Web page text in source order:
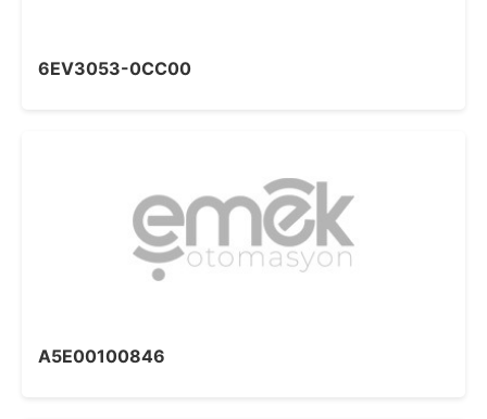
6EV3053-0CC00
A5E00100846